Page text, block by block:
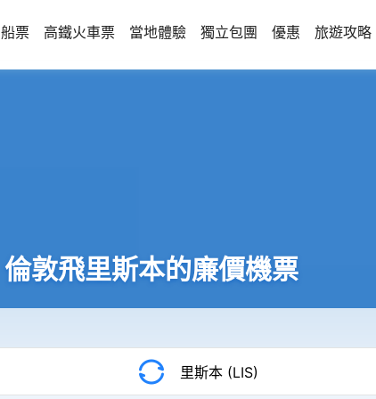
船票 高鐵火車票 當地體驗 獨立包團 優惠 旅遊攻略
倫敦飛里斯本的廉價機票